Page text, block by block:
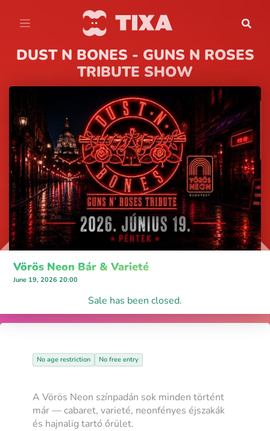
DUST N BONES - GUNS N ROSES
TRIBUTE SHOW
Vörös Neon Bár & Varieté
June 19, 2026 20:00
Sale has been closed.
No age restriction No free entry
A Vörös Neon színpadán sok minden történt
már — cabaret, varieté, neonfényes éjszakák
és hajnalig tartó őrület.